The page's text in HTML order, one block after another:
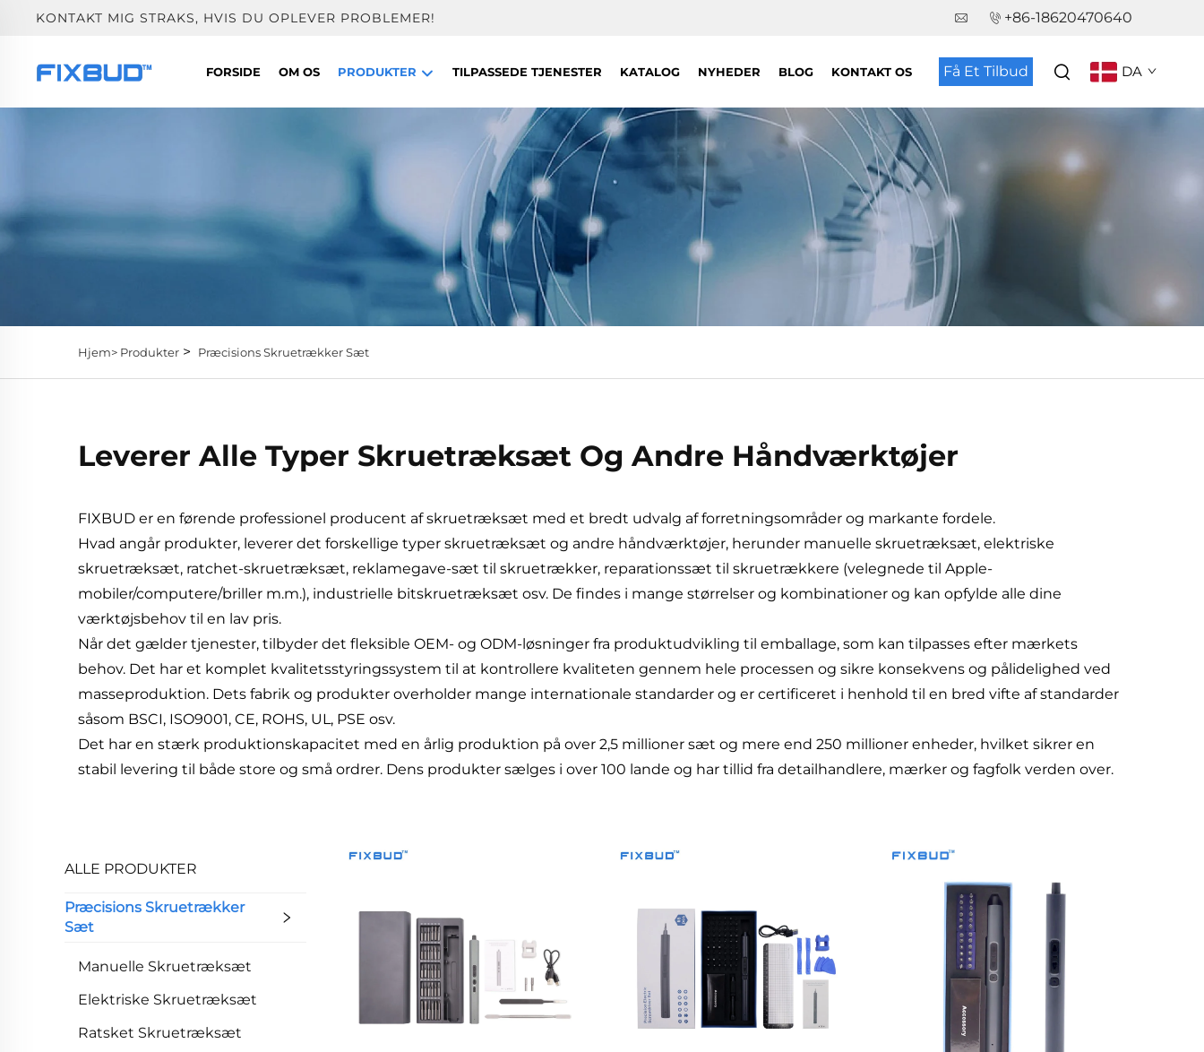
KONTAKT MIG STRAKS, HVIS DU OPLEVER PROBLEMER! +86-18620470640
FORSIDE OM OS PRODUKTER TILPASSEDE TJENESTER KATALOG NYHEDER BLOG KONTAKT OS Få Et Tilbud DA
Hjem> Produkter > Præcisions Skruetrækker Sæt
Leverer Alle Typer Skruetræksæt Og Andre Håndværktøjer
FIXBUD er en førende professionel producent af skruetræksæt med et bredt udvalg af forretningsområder og markante fordele.
Hvad angår produkter, leverer det forskellige typer skruetræksæt og andre håndværktøjer, herunder manuelle skruetræksæt, elektriske
skruetræksæt, ratchet-skruetræksæt, reklamegave-sæt til skruetrækker, reparationssæt til skruetrækkere (velegnede til Apple-
mobiler/computere/briller m.m.), industrielle bitskruetræksæt osv. De findes i mange størrelser og kombinationer og kan opfylde alle dine
værktøjsbehov til en lav pris.
Når det gælder tjenester, tilbyder det fleksible OEM- og ODM-løsninger fra produktudvikling til emballage, som kan tilpasses efter mærkets
behov. Det har et komplet kvalitetsstyringssystem til at kontrollere kvaliteten gennem hele processen og sikre konsekvens og pålidelighed ved
masseproduktion. Dets fabrik og produkter overholder mange internationale standarder og er certificeret i henhold til en bred vifte af standarder
såsom BSCI, ISO9001, CE, ROHS, UL, PSE osv.
Det har en stærk produktionskapacitet med en årlig produktion på over 2,5 millioner sæt og mere end 250 millioner enheder, hvilket sikrer en
stabil levering til både store og små ordrer. Dens produkter sælges i over 100 lande og har tillid fra detailhandlere, mærker og fagfolk verden over.
ALLE PRODUKTER
Præcisions Skruetrækker
Sæt
Manuelle Skruetræksæt
Elektriske Skruetræksæt
Ratsket Skruetræksæt